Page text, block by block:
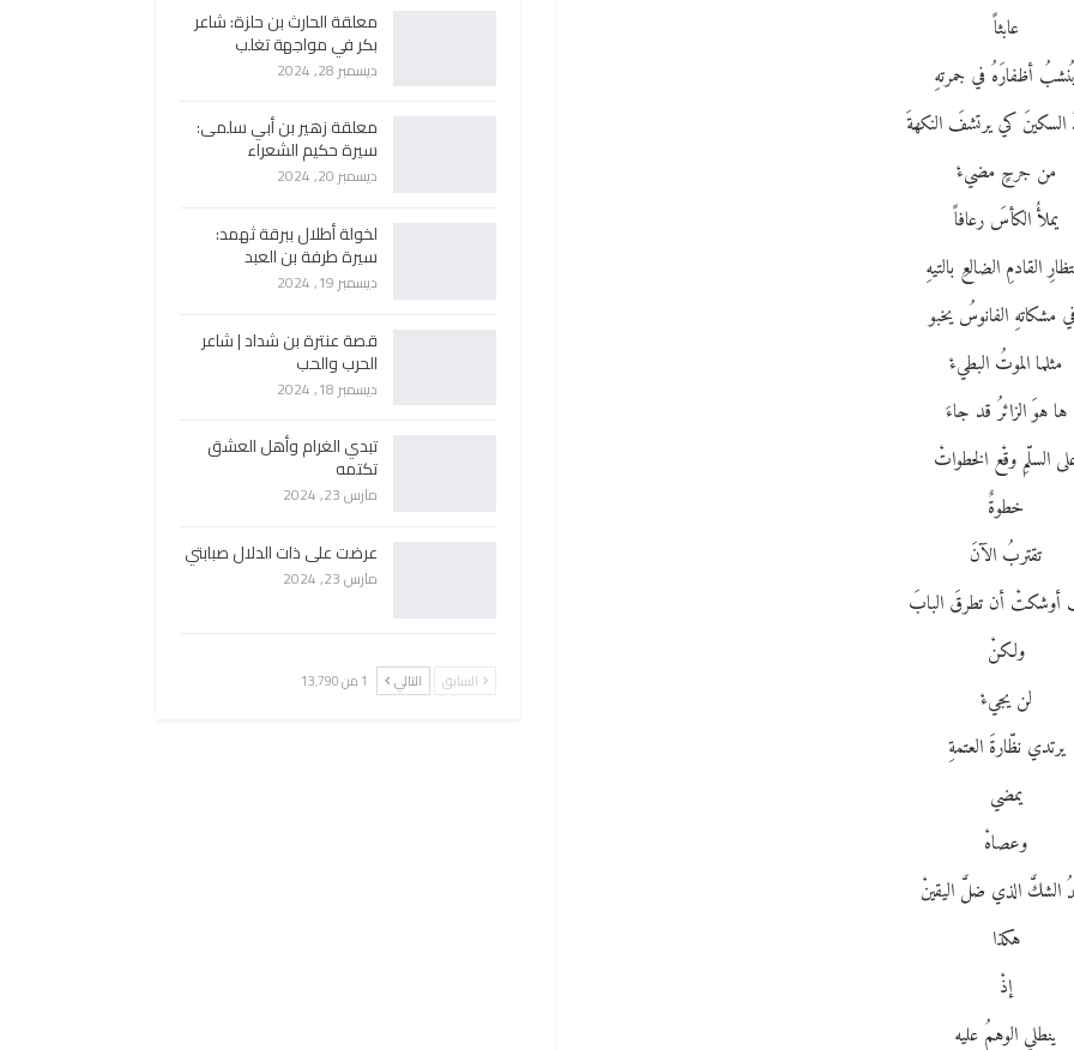
عابثاً
أظفارَهُ في جمرتهِ
كي يرتشفَ النكهةَ
من جرحٍ مضيءْ
يملأُ الكأسَ رعافاً
القادمِ الضالعِ بالتيهِ
مشكاتهِ الفانوسُ يخبو
مثلما الموتُ البطيءْ
ها هوَ الزائرُ قد جاءَ
السلّمِ وقْع الخطواتْ
خطوةٌ
تقتربُ الآنَ
أن تطرقَ البابَ
ولكنْ
لن يجيءْ
يرتدي نظّارةَ العتمةِ
يمضي
وعصاهْ
الشكَّ الذي ضلَّ اليقينْ
هكذا
إذْ
ينطلي الوهمُ عليه
معلقة الحارث بن حلزة: شاعر
بكر في مواجهة تغلب
ديسمبر 28, 2024
معلقة زهير بن أبي سلمى:
سيرة حكيم الشعراء
ديسمبر 20, 2024
لخولة أطلال ببرقة ثهمد:
سيرة طرفة بن العبد
ديسمبر 19, 2024
قصة عنترة بن شداد | شاعر
الحرب والحب
ديسمبر 18, 2024
تبدي الغرام وأهل العشق
تكتمه
مارس 23, 2024
عرضت على ذات الدلال صبابتي
مارس 23, 2024
السابق التالي 1 من 13٬790